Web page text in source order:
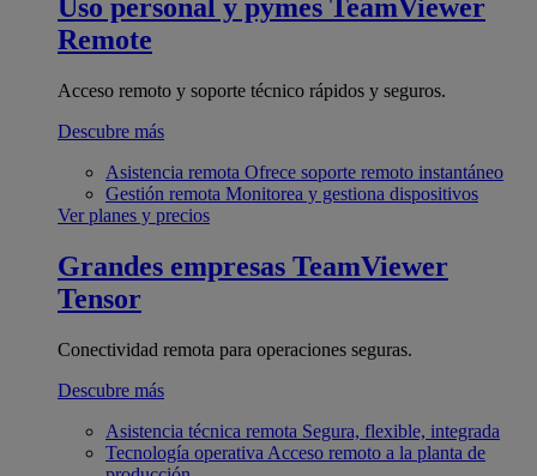
Uso personal y pymes TeamViewer
Remote
Acceso remoto y soporte técnico rápidos y seguros.
Descubre más
Asistencia remota Ofrece soporte remoto instantáneo
Gestión remota Monitorea y gestiona dispositivos
Ver planes y precios
Grandes empresas TeamViewer
Tensor
Conectividad remota para operaciones seguras.
Descubre más
Asistencia técnica remota Segura, flexible, integrada
Tecnología operativa Acceso remoto a la planta de